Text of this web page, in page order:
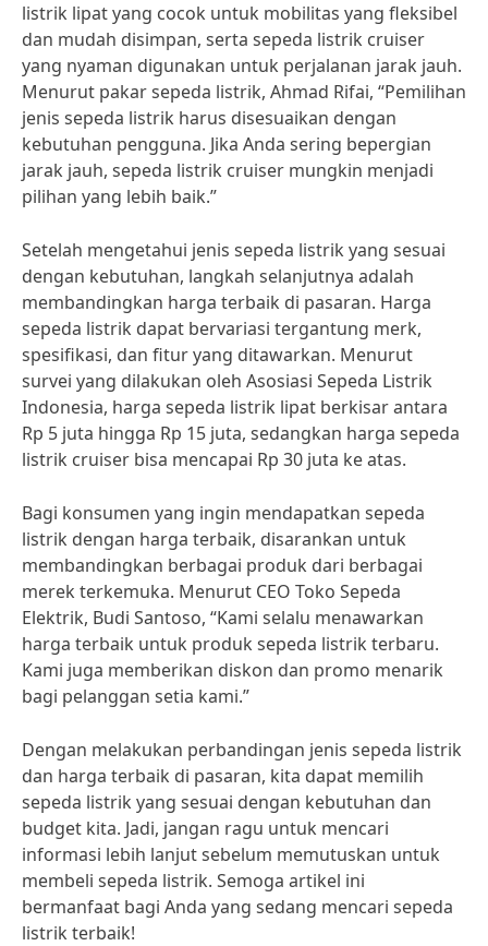
listrik lipat yang cocok untuk mobilitas yang fleksibel
dan mudah disimpan, serta sepeda listrik cruiser
yang nyaman digunakan untuk perjalanan jarak jauh.
Menurut pakar sepeda listrik, Ahmad Rifai, “Pemilihan
jenis sepeda listrik harus disesuaikan dengan
kebutuhan pengguna. Jika Anda sering bepergian
jarak jauh, sepeda listrik cruiser mungkin menjadi
pilihan yang lebih baik.”
Setelah mengetahui jenis sepeda listrik yang sesuai
dengan kebutuhan, langkah selanjutnya adalah
membandingkan harga terbaik di pasaran. Harga
sepeda listrik dapat bervariasi tergantung merk,
spesifikasi, dan fitur yang ditawarkan. Menurut
survei yang dilakukan oleh Asosiasi Sepeda Listrik
Indonesia, harga sepeda listrik lipat berkisar antara
Rp 5 juta hingga Rp 15 juta, sedangkan harga sepeda
listrik cruiser bisa mencapai Rp 30 juta ke atas.
Bagi konsumen yang ingin mendapatkan sepeda
listrik dengan harga terbaik, disarankan untuk
membandingkan berbagai produk dari berbagai
merek terkemuka. Menurut CEO Toko Sepeda
Elektrik, Budi Santoso, “Kami selalu menawarkan
harga terbaik untuk produk sepeda listrik terbaru.
Kami juga memberikan diskon dan promo menarik
bagi pelanggan setia kami.”
Dengan melakukan perbandingan jenis sepeda listrik
dan harga terbaik di pasaran, kita dapat memilih
sepeda listrik yang sesuai dengan kebutuhan dan
budget kita. Jadi, jangan ragu untuk mencari
informasi lebih lanjut sebelum memutuskan untuk
membeli sepeda listrik. Semoga artikel ini
bermanfaat bagi Anda yang sedang mencari sepeda
listrik terbaik!